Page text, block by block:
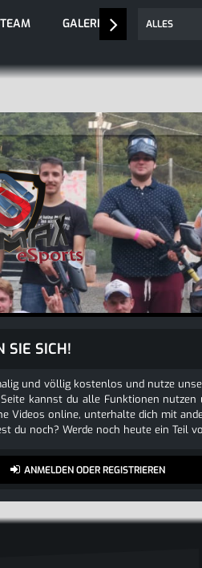
GALERIE ALLES
SIE SICH!
und völlig kostenlos und nutze
kannst du alle Funktionen
Videos online, unterhalte dich mit
du noch? Werde noch heute ein Teil
ANMELDEN ODER REGISTRIEREN